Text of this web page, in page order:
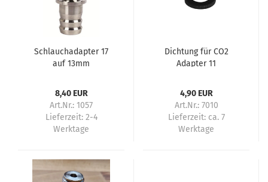
Schlauchadapter 17
auf 13mm
8,40 EUR
Art.Nr.: 1057
Lieferzeit: 2-4
Werktage
Dichtung für CO2
Adapter 11
4,90 EUR
Art.Nr.: 7010
Lieferzeit: ca. 7
Werktage